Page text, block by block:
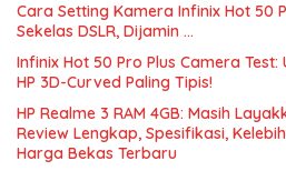
Cara Setting Kamera Infinix Hot 50
Sekelas DSLR, Dijamin …
Infinix Hot 50 Pro Plus Camera Test:
HP 3D-Curved Paling Tipis!
HP Realme 3 RAM 4GB: Masih
Review Lengkap, Spesifikasi,
Harga Bekas Terbaru